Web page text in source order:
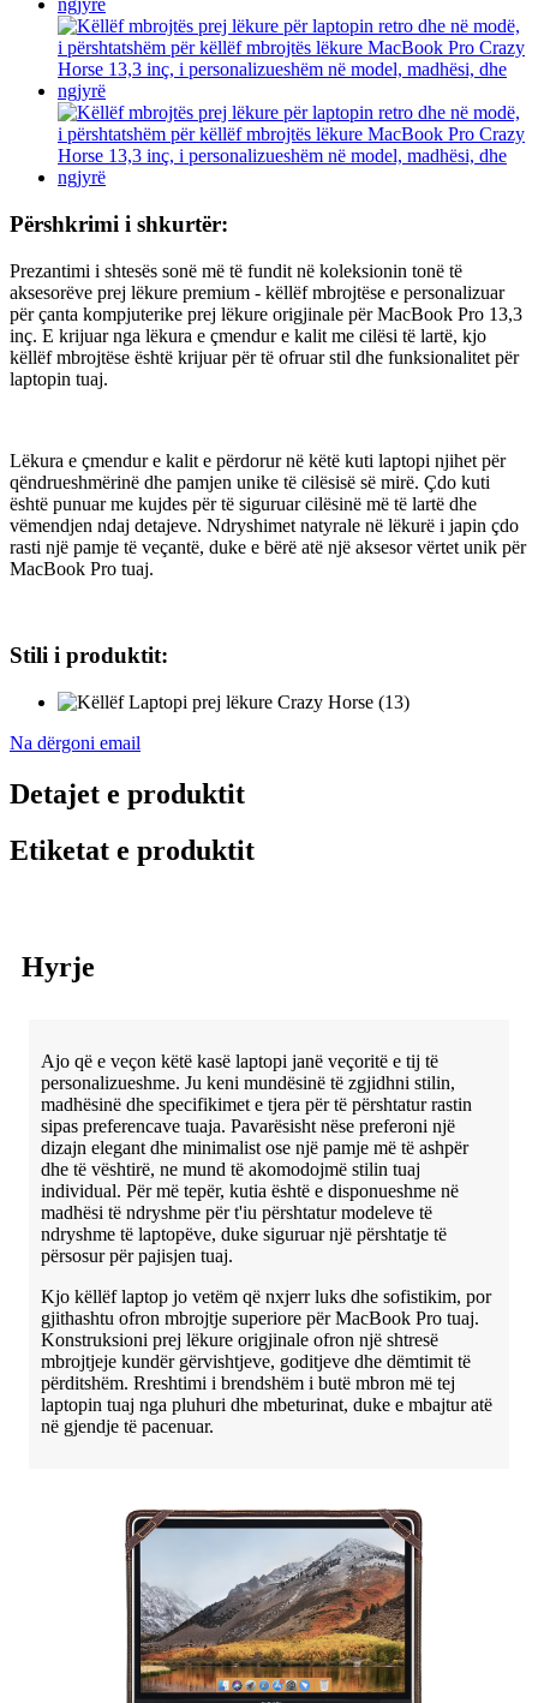
Përshkrimi i shkurtër:
Prezantimi i shtesës sonë më të fundit në koleksionin tonë të
aksesorëve prej lëkure premium - këllëf mbrojtëse e personalizuar
për çanta kompjuterike prej lëkure origjinale për MacBook Pro 13,3
inç. E krijuar nga lëkura e çmendur e kalit me cilësi të lartë, kjo
këllëf mbrojtëse është krijuar për të ofruar stil dhe funksionalitet për
laptopin tuaj.
Lëkura e çmendur e kalit e përdorur në këtë kuti laptopi njihet për
qëndrueshmërinë dhe pamjen unike të cilësisë së mirë. Çdo kuti
është punuar me kujdes për të siguruar cilësinë më të lartë dhe
vëmendjen ndaj detajeve. Ndryshimet natyrale në lëkurë i japin çdo
rasti një pamje të veçantë, duke e bërë atë një aksesor vërtet unik për
MacBook Pro tuaj.
Stili i produktit:
Na dërgoni email
Detajet e produktit
Etiketat e produktit
Hyrje
Ajo që e veçon këtë kasë laptopi janë veçoritë e tij të
personalizueshme. Ju keni mundësinë të zgjidhni stilin,
madhësinë dhe specifikimet e tjera për të përshtatur rastin
sipas preferencave tuaja. Pavarësisht nëse preferoni një
dizajn elegant dhe minimalist ose një pamje më të ashpër
dhe të vështirë, ne mund të akomodojmë stilin tuaj
individual. Për më tepër, kutia është e disponueshme në
madhësi të ndryshme për t'iu përshtatur modeleve të
ndryshme të laptopëve, duke siguruar një përshtatje të
përsosur për pajisjen tuaj.
Kjo këllëf laptop jo vetëm që nxjerr luks dhe sofistikim, por
gjithashtu ofron mbrojtje superiore për MacBook Pro tuaj.
Konstruksioni prej lëkure origjinale ofron një shtresë
mbrojtjeje kundër gërvishtjeve, goditjeve dhe dëmtimit të
përditshëm. Rreshtimi i brendshëm i butë mbron më tej
laptopin tuaj nga pluhuri dhe mbeturinat, duke e mbajtur atë
në gjendje të pacenuar.